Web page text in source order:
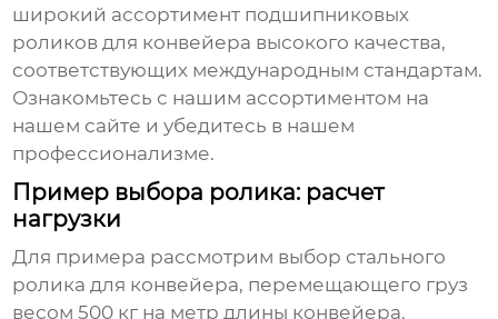
широкий ассортимент подшипниковых
роликов для конвейера высокого качества,
соответствующих международным стандартам.
Ознакомьтесь с нашим ассортиментом на
нашем сайте и убедитесь в нашем
профессионализме.
Пример выбора ролика: расчет
нагрузки
Для примера рассмотрим выбор стального
ролика для конвейера, перемещающего груз
весом 500 кг на метр длины конвейера.